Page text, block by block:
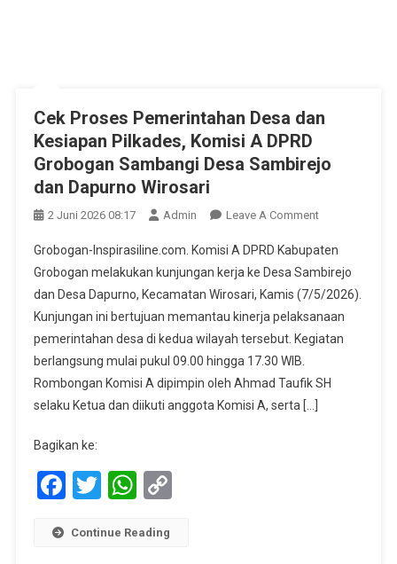
Cek Proses Pemerintahan Desa dan
Kesiapan Pilkades, Komisi A DPRD
Grobogan Sambangi Desa Sambirejo
dan Dapurno Wirosari
2 Juni 2026 08:17 Admin Leave A CommentOn
Proses
Pemerintahan
Desa
Dan
Kesiapan
Komisi
Grobogan-Inspirasiline.com. Komisi A DPRD Kabupaten
Grobogan melakukan kunjungan kerja ke Desa Sambirejo
dan Desa Dapurno, Kecamatan Wirosari, Kamis (7/5/2026).
Kunjungan ini bertujuan memantau kinerja pelaksanaan
pemerintahan desa di kedua wilayah tersebut. Kegiatan
berlangsung mulai pukul 09.00 hingga 17.30 WIB.
Rombongan Komisi A dipimpin oleh Ahmad Taufik SH
selaku Ketua dan diikuti anggota Komisi A, serta […]
Bagikan ke:
Facebook
TwitterWhatsApp
Copy
Continue Reading